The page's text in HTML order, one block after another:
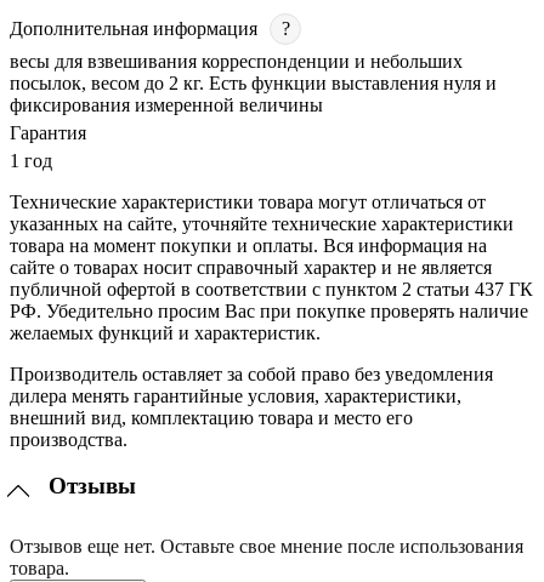
Дополнительная информация
?
весы для взвешивания корреспонденции и небольших
посылок, весом до 2 кг. Есть функции выставления нуля и
фиксирования измеренной величины
Гарантия
1 год
Технические характеристики товара могут отличаться от
указанных на сайте, уточняйте технические характеристики
товара на момент покупки и оплаты. Вся информация на
сайте о товарах носит справочный характер и не является
публичной офертой в соответствии с пунктом 2 статьи 437 ГК
РФ. Убедительно просим Вас при покупке проверять наличие
желаемых функций и характеристик.
Производитель оставляет за собой право без уведомления
дилера менять гарантийные условия, характеристики,
внешний вид, комплектацию товара и место его
производства.
Отзывы
Отзывов еще нет. Оставьте свое мнение после использования
товара.